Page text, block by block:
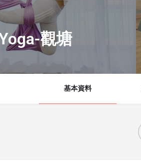
觀塘
基本資料